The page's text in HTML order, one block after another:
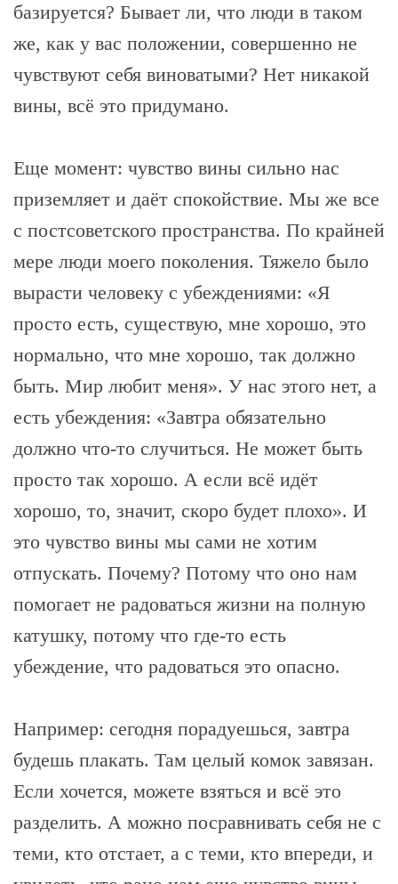
базируется? Бывает ли, что люди в таком
же, как у вас положении, совершенно не
чувствуют себя виноватыми? Нет никакой
вины, всё это придумано.
Еще момент: чувство вины сильно нас
приземляет и даёт спокойствие. Мы же все
с постсоветского пространства. По крайней
мере люди моего поколения. Тяжело было
вырасти человеку с убеждениями: «Я
просто есть, существую, мне хорошо, это
нормально, что мне хорошо, так должно
быть. Мир любит меня». У нас этого нет, а
есть убеждения: «Завтра обязательно
должно что-то случиться. Не может быть
просто так хорошо. А если всё идёт
хорошо, то, значит, скоро будет плохо». И
это чувство вины мы сами не хотим
отпускать. Почему? Потому что оно нам
помогает не радоваться жизни на полную
катушку, потому что где-то есть
убеждение, что радоваться это опасно.
Например: сегодня порадуешься, завтра
будешь плакать. Там целый комок завязан.
Если хочется, можете взяться и всё это
разделить. А можно посравнивать себя не с
теми, кто отстает, а с теми, кто впереди, и